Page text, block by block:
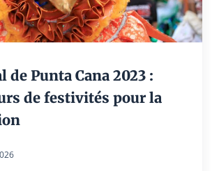
de Punta Cana 2023 :
de festivités pour la